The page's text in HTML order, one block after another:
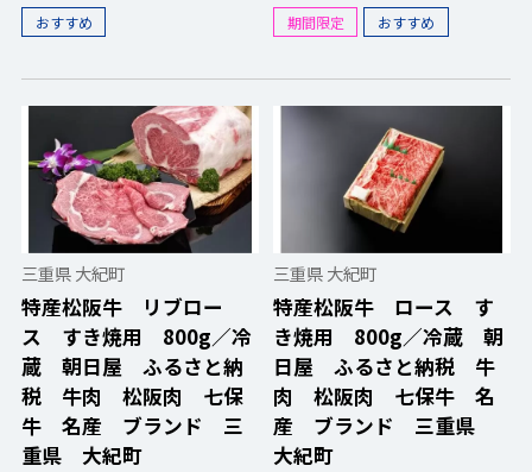
おすすめ 期間限定 おすすめ
三重県 大紀町
特産松阪牛 リブロー
ス すき焼用 800g／冷
蔵 朝日屋 ふるさと納
税 牛肉 松阪肉 七保
牛 名産 ブランド 三
重県 大紀町
三重県 大紀町
特産松阪牛 ロース す
き焼用 800g／冷蔵 朝
日屋 ふるさと納税 牛
肉 松阪肉 七保牛 名
産 ブランド 三重県
大紀町